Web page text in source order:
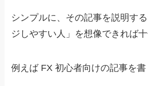
シンプルに、 その記事を説明す
ジしやすい人」を想像できれば十
例えば FX 初心者向けの記事を書